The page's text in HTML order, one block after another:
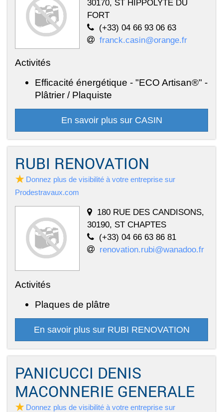
30170, ST HIPPOLYTE DU
FORT
(+33) 04 66 93 06 63
franck.casin@orange.fr
Activités
Efficacité énergétique - "ECO Artisan®" -
Plâtrier / Plaquiste
En savoir plus sur CASIN
RUBI RENOVATION
Donnez plus de visibilité à votre entreprise sur
Prodestravaux.com
180 RUE DES CANDISONS,
30190, ST CHAPTES
(+33) 04 66 63 86 81
renovation.rubi@wanadoo.fr
Activités
Plaques de plâtre
En savoir plus sur RUBI RENOVATION
PANICUCCI DENIS
MACONNERIE GENERALE
Donnez plus de visibilité à votre entreprise sur